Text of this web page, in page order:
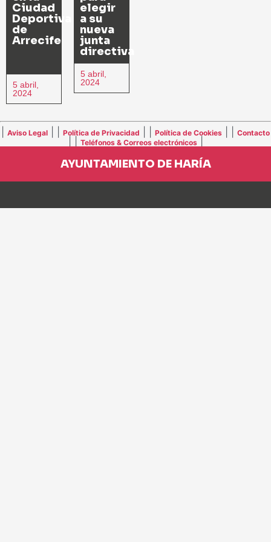
Ciudad
Deportiva
de
Arrecife
5 abril,
2024
elegir
a su
nueva
junta
directiva
5 abril,
2024
Aviso Legal Política de Privacidad Política de Cookies Contacto
Teléfonos & Correos electrónicos|
AYUNTAMIENTO DE HARÍA